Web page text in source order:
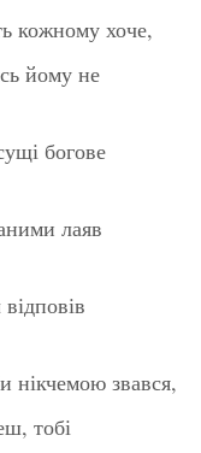
кожному хоче,
йому не
богове
лаяв
нікчемою звався,
тобі